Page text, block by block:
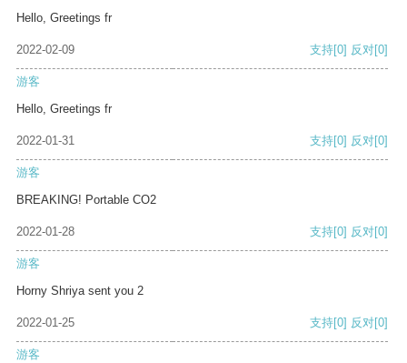
Hello, Greetings fr
2022-02-09 支持[0] 反对[0]
游客
Hello, Greetings fr
2022-01-31 支持[0] 反对[0]
游客
BREAKING! Portable CO2
2022-01-28 支持[0] 反对[0]
游客
Horny Shriya sent you 2
2022-01-25 支持[0] 反对[0]
游客